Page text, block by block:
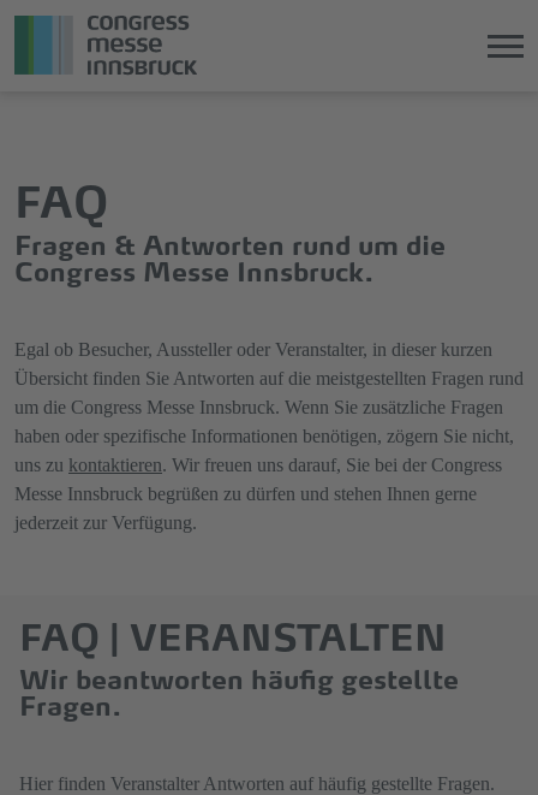
springen
springen
FAQ
Fragen & Antworten rund um die
Congress Messe Innsbruck.
Egal ob Besucher, Aussteller oder Veranstalter, in dieser kurzen
Übersicht finden Sie Antworten auf die meistgestellten Fragen rund
um die Congress Messe Innsbruck. Wenn Sie zusätzliche Fragen
haben oder spezifische Informationen benötigen, zögern Sie nicht,
uns zu kontaktieren. Wir freuen uns darauf, Sie bei der Congress
Messe Innsbruck begrüßen zu dürfen und stehen Ihnen gerne
jederzeit zur Verfügung.
FAQ | VERANSTALTEN
Wir beantworten häufig gestellte
Fragen.
Hier finden Veranstalter Antworten auf häufig gestellte Fragen.